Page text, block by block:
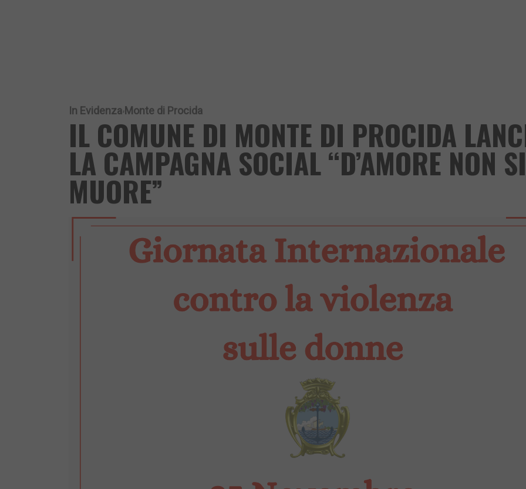
In Evidenza Monte di Procida
IL COMUNE DI MONTE DI PROCIDA
LA CAMPAGNA SOCIAL “D’AMORE NON SI
MUORE”